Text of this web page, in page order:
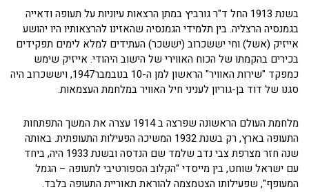
בשנת 1913 החל ד"ר גורביץ במתן הרצאות עיוניות על תעופה ודאייה
בגמנסיה הרצליה. בין תלמידי הגמנסיה שהאזינו להרצאותיו היו יהושע
אייזיק (אשל) וחי יששכרוב (יששכר) העתידים למלא לימים תפקידים
בכירים בהקמתו של הכוח האווירי של הישוב היהודי. אייזיק שימש
כמפקד "שירות האוויר" הראשון למן ה-10 בנובמבר1947, ויששכרוב היה
סגנו של דוד בן-גוריון לעניני חיל האוויר במלחמת העצמאות.
מלחמת העולם הראשונה שפרצה ב 1914 עצרה את המשך התפתחות
התעופה בארץ, רק בשנת 1932 המשיכה הפעילות התעופתית. באותה
שנה חזר מצרפת צבי נדב שלמד שם הנדסה ובשנת 1933 היה, ביחד
עם ישראל שוחט, בין מייסדי "הקלוב הספורטיבי לתעופה – הגמל
המעופף", שפעילותו הצטמצמה להוראת תאוריית התעופה בלבד.